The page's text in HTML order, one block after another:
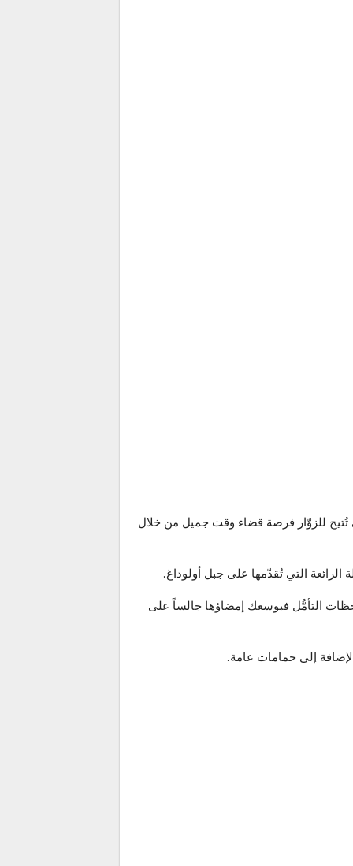
تُتيح للزوّار فرصة قضاء وقت جميل من خلال
التي تُقدّمها على جبل أولوداغ.
التأمُّل فبوسعك إمضاؤها جالساً على
إلى حمامات عامة.